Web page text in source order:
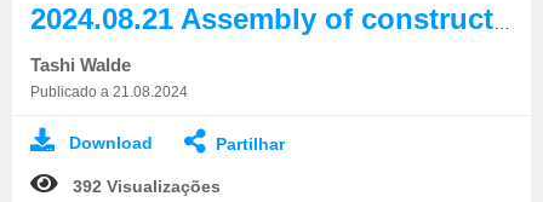
Tashi Walde
Publicado a 21.08.2024
Download Partilhar
392 Visualizações